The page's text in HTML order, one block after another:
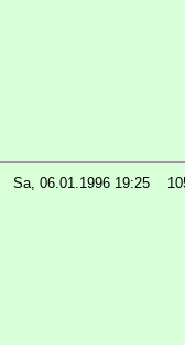
Sa, 06.01.1996 19:25